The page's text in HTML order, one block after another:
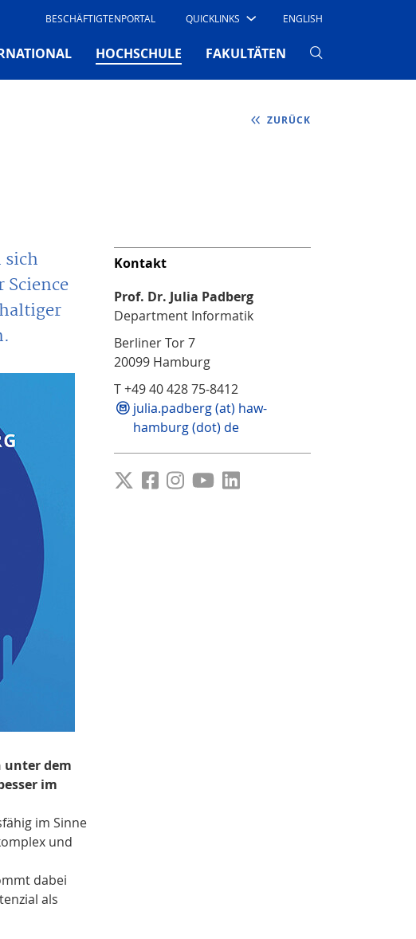
BESCHÄFTIGTENPORTAL QUICKLINKS ENGLISH
HOCHSCHULE (CURRENT)
FAKULTÄTEN
ZURÜCK
unter dem
im
im Sinne
und
dabei
als
Kontakt
Prof. Dr. Julia Padberg
Department Informatik
Berliner Tor 7
20099 Hamburg
T +49 40 428 75-8412
julia.padberg (at) haw-
hamburg (dot) de